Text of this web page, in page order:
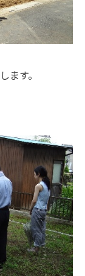
ます。